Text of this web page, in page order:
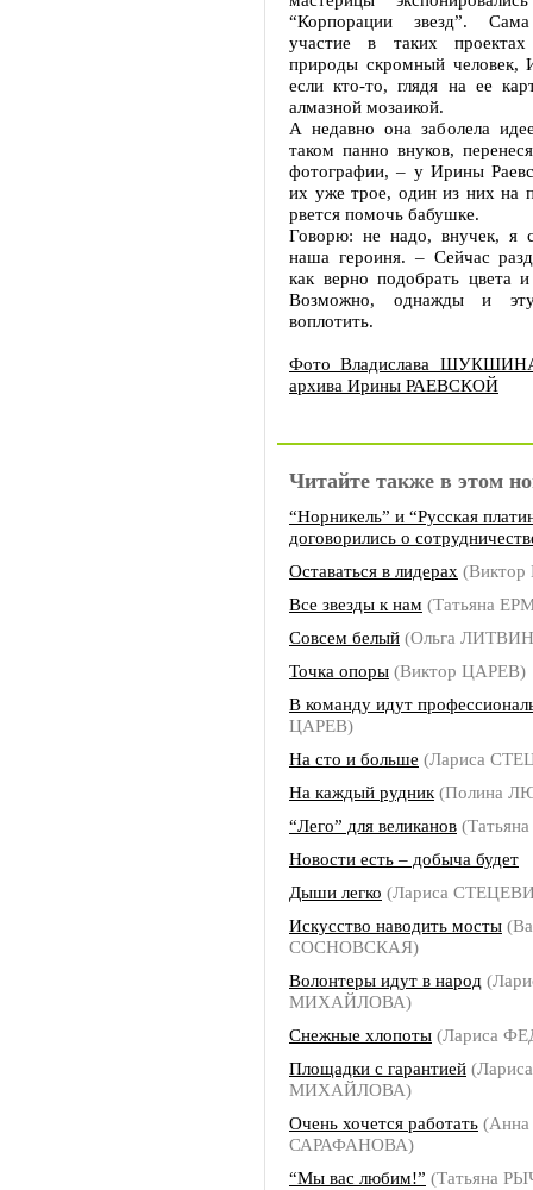
“Корпорации звезд”.
участие в таких
природы скромный человек,
если кто-то, глядя на ее
алмазной мозаикой.
А недавно она заболела
таком панно внуков,
фотографии, – у Ирины
их уже трое, один из них на
рвется помочь бабушке.
Говорю: не надо, внучек, я
наша героиня. – Сейчас
как верно подобрать цвета
Возможно, однажды и
воплотить.
Фото Владислава
архива Ирины РАЕВСКОЙ
Читайте также в этом
“Норникель” и “Русская
договорились о
Оставаться в лидерах
Все звезды к нам (Татьяна
Совсем белый (Ольга
Точка опоры (Виктор ЦАРЕВ)
В команду идут
ЦАРЕВ)
На сто и больше (Лариса
На каждый рудник (Полина
“Лего” для великанов
Новости есть – добыча будет
Дыши легко (Лариса
Искусство наводить мосты
СОСНОВСКАЯ)
Волонтеры идут в народ
МИХАЙЛОВА)
Снежные хлопоты (Лариса
Площадки с гарантией (Лариса
МИХАЙЛОВА)
Очень хочется работать (Анна
САРАФАНОВА)
“Мы вас любим!” (Татьяна